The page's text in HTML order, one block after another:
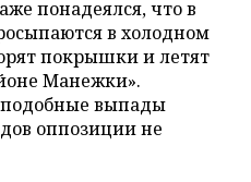
понадеялся, что в
в холодном
покрышки и летят
Манежки».
подобные выпады
оппозиции не